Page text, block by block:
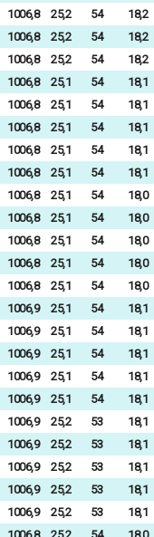
1006,8 25,2 54
18,2
1006,8 25,2 54
18,2
1006,8 25,2 54
18,2
1006,8 25,1 54
18,1
1006,8 25,1 54
18,1
1006,8 25,1 54
18,1
1006,8 25,1 54
18,1
1006,8 25,1 54
18,1
1006,8 25,1 54
18,0
1006,8 25,1 54
18,0
1006,8 25,1 54
18,0
1006,8 25,1 54
18,0
1006,8 25,1 54
18,0
1006,9 25,1 54
18,1
1006,9 25,1 54
18,1
1006,9 25,1 54
18,1
1006,9 25,1 54
18,1
1006,9 25,1 54
18,1
1006,9 25,2 53
18,1
1006,9 25,2 53
18,1
1006,9 25,2 53
18,1
1006,9 25,2 53
18,1
1006,9 25,2 53
18,1